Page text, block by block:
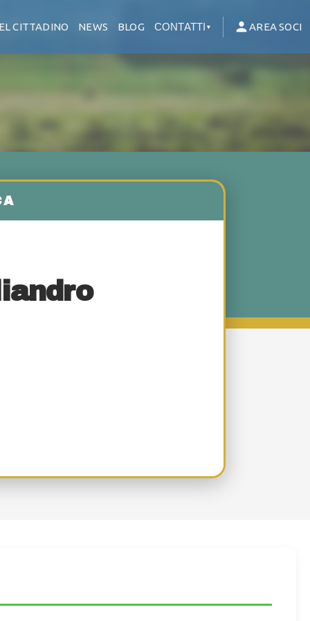
CITTADINO NEWS BLOG CONTATTI ▼ AREA SOCI